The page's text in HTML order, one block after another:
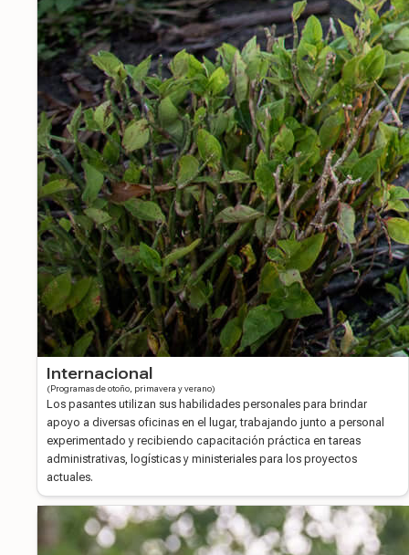
Internacional
(Programas de otoño, primavera y verano)
Los pasantes utilizan sus habilidades personales para brindar
apoyo a diversas oficinas en el lugar, trabajando junto a personal
experimentado y recibiendo capacitación práctica en tareas
administrativas, logísticas y ministeriales para los proyectos
actuales.